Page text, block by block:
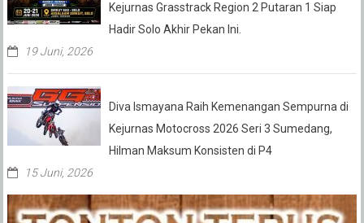
Kejurnas Grasstrack Region 2 Putaran 1 Siap
Hadir Solo Akhir Pekan Ini.
19 Juni, 2026
Diva Ismayana Raih Kemenangan Sempurna di
Kejurnas Motocross 2026 Seri 3 Sumedang,
Hilman Maksum Konsisten di P4
15 Juni, 2026